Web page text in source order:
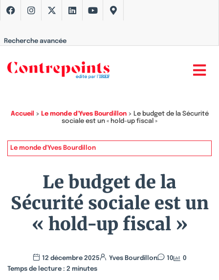
Recherche avancée
Accueil > Le monde d'Yves Bourdillon> Le budget de la Sécurité
sociale est un « hold-up fiscal »
Le monde d'Yves Bourdillon
Le budget de la
Sécurité sociale est un
« hold-up fiscal »
12 décembre 2025 Yves Bourdillon 10
0
Temps de lecture : 2 minutes